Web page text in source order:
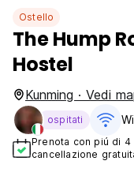
Ostello
The Hump
Hostel
Kunming · Vedi
ospitati
Prenota con piú di
cancellazione